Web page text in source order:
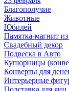
Благополучие
Животные
Юбилей
Памятка-магнит
Свадебный декор
Подвеска в Авто
Купюрницы
Конверты для
Интерьерные
Подставка для яиц